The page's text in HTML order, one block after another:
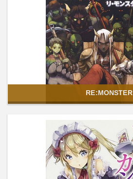
RE:MONSTER